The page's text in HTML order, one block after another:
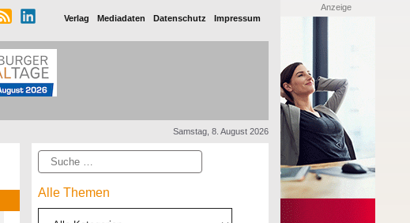
Verlag Mediadaten Datenschutz Impressum
Samstag, 8. August 2026
Suche
Alle Themen
Anzeige